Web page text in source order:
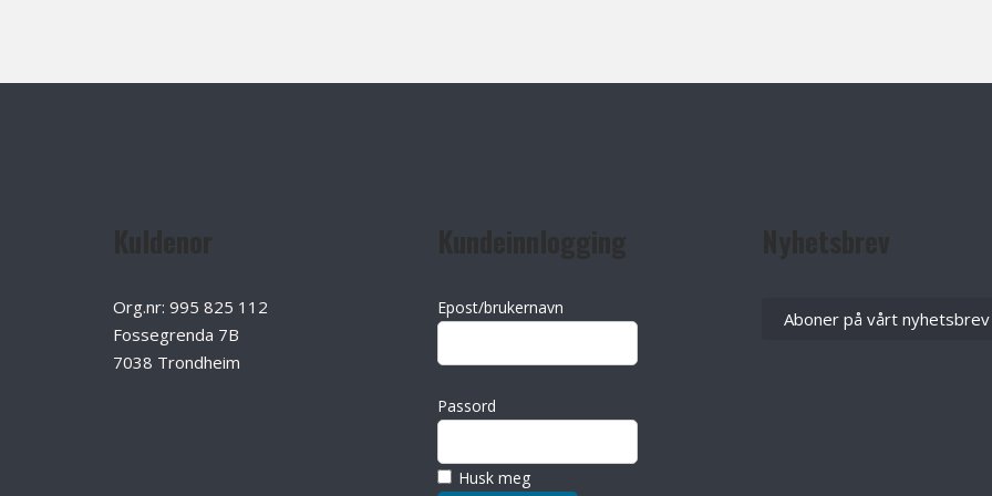
Org.nr: 995 825 112
Fossegrenda 7B
7038 Trondheim
Epost/brukernavn
Passord
Husk meg
Aboner på vårt nyhetsbrev